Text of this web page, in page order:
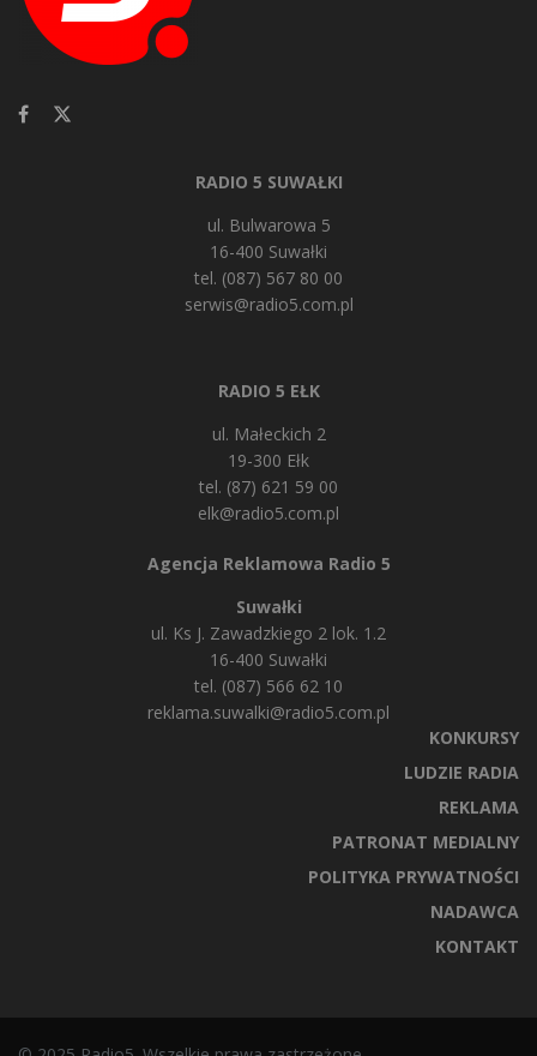
RADIO 5 SUWAŁKI
ul. Bulwarowa 5
16-400 Suwałki
tel. (087) 567 80 00
serwis@radio5.com.pl
RADIO 5 EŁK
ul. Małeckich 2
19-300 Ełk
tel. (87) 621 59 00
elk@radio5.com.pl
Agencja Reklamowa Radio 5
Suwałki
ul. Ks J. Zawadzkiego 2 lok. 1.2
16-400 Suwałki
tel. (087) 566 62 10
reklama.suwalki@radio5.com.pl
KONKURSY
LUDZIE RADIA
REKLAMA
PATRONAT MEDIALNY
POLITYKA PRYWATNOŚCI
NADAWCA
KONTAKT